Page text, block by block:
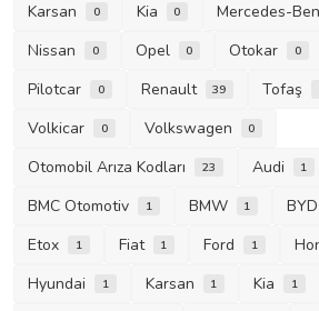
Karsan 0 Kia 0 Mercedes-
Nissan 0 Opel 0 Otokar 0
Pilotcar 0 Renault 39 Tofaş
Volkicar 0 Volkswagen 0
Otomobil Arıza Kodları 23 Audi 1
BMC Otomotiv 1 BMW 1 BYD
Etox 1 Fiat 1 Ford 1
Hyundai 1 Karsan 1 Kia 1